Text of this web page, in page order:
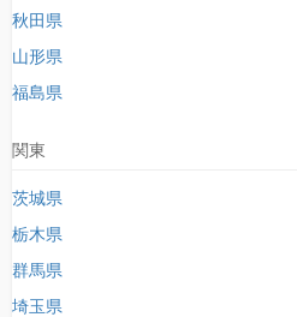
秋田県
山形県
福島県
関東
茨城県
栃木県
群馬県
埼玉県